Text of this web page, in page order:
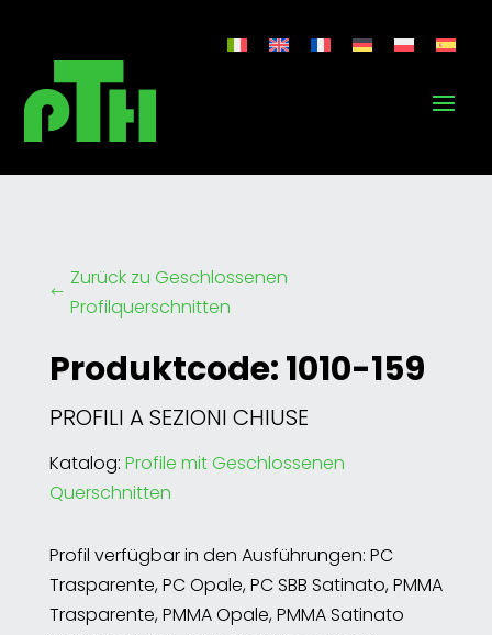
#
Zurück zu Geschlossenen
Profilquerschnitten
Produktcode: 1010-159
PROFILI A SEZIONI CHIUSE
Katalog: Profile mit Geschlossenen
Querschnitten
Profil verfügbar in den Ausführungen: PC
Trasparente, PC Opale, PC SBB Satinato, PMMA
Trasparente, PMMA Opale, PMMA Satinato